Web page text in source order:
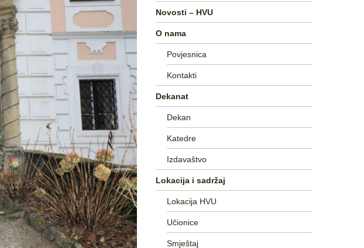
Novosti – HVU
O nama
Povjesnica
Kontakti
Dekanat
Dekan
Katedre
Izdavaštvo
Lokacija i sadržaj
Lokacija HVU
Učionice
Smještaj